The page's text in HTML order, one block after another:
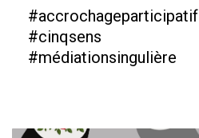
#accrochageparticipatif
#cinqsens
#médiationsingulière